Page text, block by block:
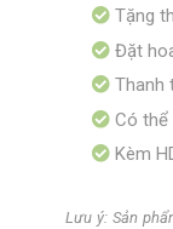
Tặng
Đặt
Thanh
Có thể
Kèm
Lưu ý: Sản